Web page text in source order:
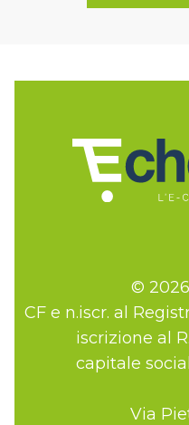
©
CF e n.iscr. al
iscrizione al
capitale
Via